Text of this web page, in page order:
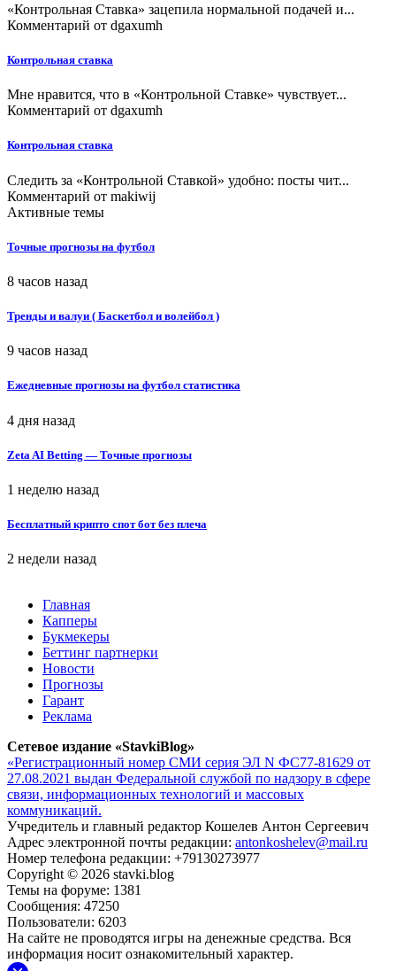
«Контрольная Ставка» зацепила нормальной подачей и...
Комментарий от dgaxumh
Контрольная ставка
Мне нравится, что в «Контрольной Ставке» чувствует...
Комментарий от dgaxumh
Контрольная ставка
Следить за «Контрольной Ставкой» удобно: посты чит...
Комментарий от makiwij
Активные темы
Точные прогнозы на футбол
8 часов назад
Тренды и валуи ( Баскетбол и волейбол )
9 часов назад
Ежедневные прогнозы на футбол статистика
4 дня назад
Zeta AI Betting — Точные прогнозы
1 неделю назад
Бесплатный крипто спот бот без плеча
2 недели назад
Главная
Капперы
Букмекеры
Беттинг партнерки
Новости
Прогнозы
Гарант
Реклама
Сетевое издание «StavkiBlog»
«Регистрационный номер СМИ серия ЭЛ N ФС77-81629 от
27.08.2021 выдан Федеральной службой по надзору в сфере
связи, информационных технологий и массовых
коммуникаций.
Учредитель и главный редактор Кошелев Антон Сергеевич
Адрес электронной почты редакции: antonkoshelev@mail.ru
Номер телефона редакции: +79130273977
Copyright © 2026 stavki.blog
Темы на форуме: 1381
Сообщения: 47250
Пользователи: 6203
На сайте не проводятся игры на денежные средства. Вся
информация носит ознакомительный характер.